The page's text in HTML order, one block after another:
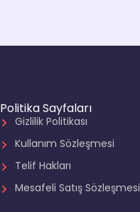
Politika Sayfaları
Gizlilik Politikası
Kullanım Sözleşmesi
Telif Hakları
Mesafeli Satış Sözleşmesi